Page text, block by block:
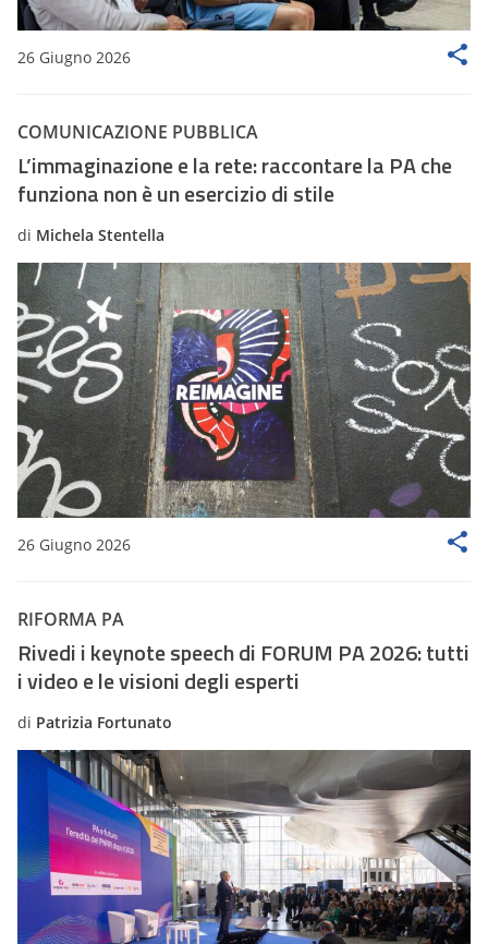
26 Giugno 2026
COMUNICAZIONE PUBBLICA
L’immaginazione e la rete: raccontare la PA che
funziona non è un esercizio di stile
di Michela Stentella
26 Giugno 2026
RIFORMA PA
Rivedi i keynote speech di FORUM PA 2026: tutti
i video e le visioni degli esperti
di Patrizia Fortunato